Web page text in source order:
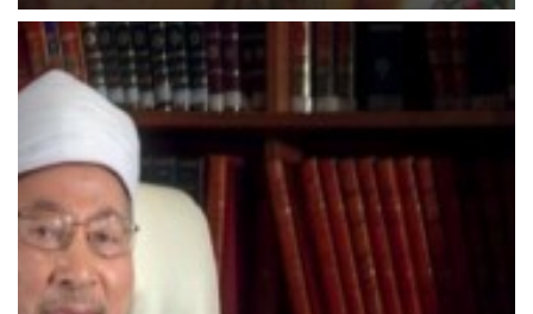
الاثنين 10 أغسطس 2026 11:11 ص